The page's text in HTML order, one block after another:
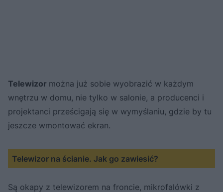
Telewizor można już sobie wyobrazić w każdym
wnętrzu w domu, nie tylko w salonie, a producenci i
projektanci prześcigają się w wymyślaniu, gdzie by tu
jeszcze wmontować ekran.
Telewizor na ścianie. Jak go zawiesić?
Są okapy z telewizorem na froncie, mikrofalówki z